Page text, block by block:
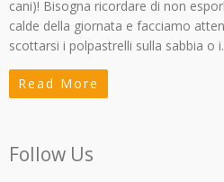
cani)! Bisogna ricordare di non
calde della giornata e facciamo
scottarsi i polpastrelli sulla sabbia o
Read More
Follow Us